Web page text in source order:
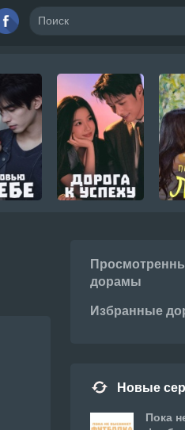
дорамы
Избранные
Новые
Пока